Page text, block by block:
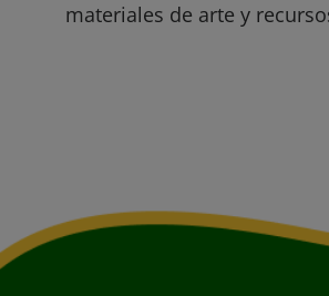
materiales de arte y